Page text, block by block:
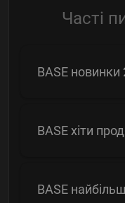
Часті
BASE новинки
BASE хіти
BASE